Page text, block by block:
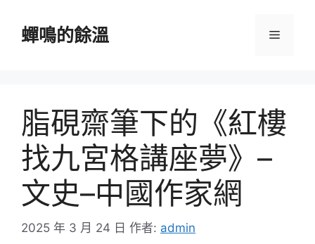
蟬鳴的餘溫 選
脂硯齋筆下的《紅樓
找九宮格講座夢》–
文史–中國作家網
2025 年 3 月 24 日 作者: admin